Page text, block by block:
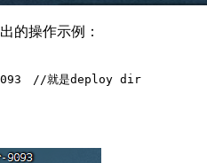
的操作示例：
　//就是deploy dir